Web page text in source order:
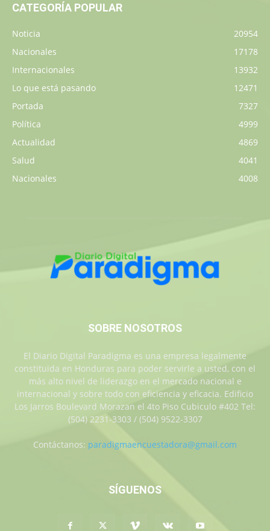
CATEGORÍA POPULAR
Noticia
20954
Nacionales
17178
Internacionales
13932
Lo que está pasando
12471
Portada
7327
Política
4999
Actualidad
4869
Salud
4041
Nacionales
4008
SOBRE NOSOTROS
El Diario Digital Paradigma es una empresa legalmente
constituida en Honduras para poder servirle a usted, con el
más alto nivel de liderazgo en el mercado nacional e
internacional y sobre todo con eficiencia y eficacia. Edificio
Los Jarros Boulevard Morazan el 4to Piso Cubiculo #402 Tel:
(504) 2231-3303 / (504) 9522-3307
Contáctanos: paradigmaencuestadora@gmail.com
SÍGUENOS